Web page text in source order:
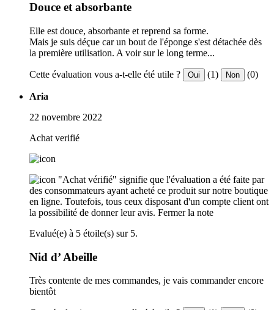
Douce et absorbante
Elle est douce, absorbante et reprend sa forme.
Mais je suis déçue car un bout de l'éponge s'est détachée dès
la première utilisation. A voir sur le long terme...
Cette évaluation vous a-t-elle été utile ? Oui (1) Non (0)
Aria
22 novembre 2022
Achat verifié
"Achat vérifié" signifie que l'évaluation a été faite par
des consommateurs ayant acheté ce produit sur notre boutique
en ligne. Toutefois, tous ceux disposant d'un compte client ont
la possibilité de donner leur avis. Fermer la note
Evalué(e) à 5 étoile(s) sur 5.
Nid d’ Abeille
Très contente de mes commandes, je vais commander encore
bientôt